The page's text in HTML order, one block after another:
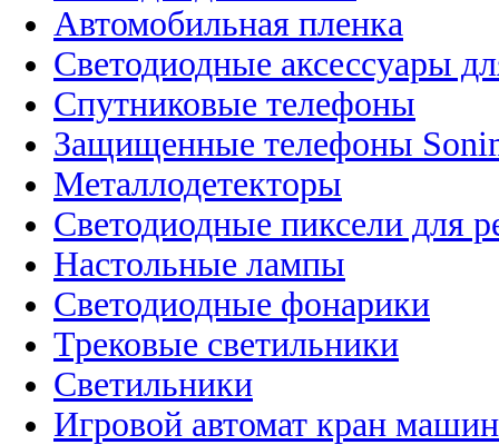
Автомобильная пленка
Светодиодные аксессуары
Спутниковые телефоны
Защищенные телефоны
Металлодетекторы
Светодиодные пиксели для
Настольные лампы
Светодиодные фонарики
Трековые светильники
Светильники
Игровой автомат кран